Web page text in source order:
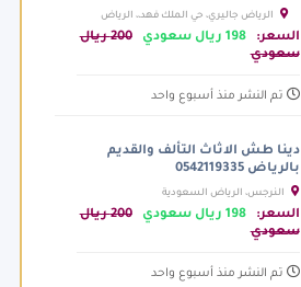
الرياض جاليري، حي الملك فهد،، الرياض
السعودية
السعر: 198 ريال سعودي
200 ريال
سعودي
تم النشر منذ أسبوع واحد
دينا طش الاثاث التألف والقديم
بالرياض 0542119335
السعر: 198 ريال سعودي
200 ريال
سعودي
تم النشر منذ أسبوع واحد